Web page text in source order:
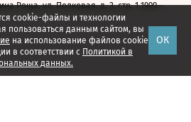
cookie-файлы и технологии
пользоваться данным сайтом, вы
на использование файлов cookie
в соответствии с Политикой в
данных.
ОК
Роща, ул. Полковая, д. 3, стр. 1 1999—